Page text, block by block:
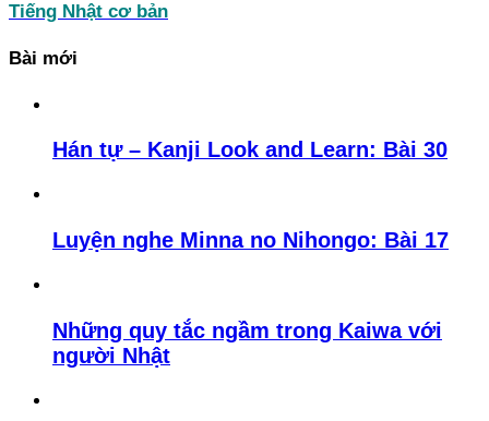
Tiếng Nhật cơ bản
Bài mới
Hán tự – Kanji Look and Learn: Bài 30
Luyện nghe Minna no Nihongo: Bài 17
Những quy tắc ngầm trong Kaiwa với
người Nhật